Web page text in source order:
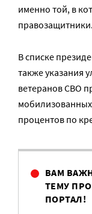
именно той, в
правозащитники.
В списке
также указания
ветеранов СВО
процентов по
ВАМ
ТЕМУ
ПОРТАЛ!